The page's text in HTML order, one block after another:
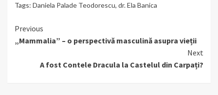
Tags: Daniela Palade Teodorescu, dr. Ela Banica
Continue
Reading
Previous
„Mammalia” – o perspectivă masculină asupra vieții
Next
A fost Contele Dracula la Castelul din Carpați?